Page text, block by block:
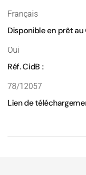
Français
Disponible en prêt au
Oui
Réf. CidB :
78/12057
Lien de